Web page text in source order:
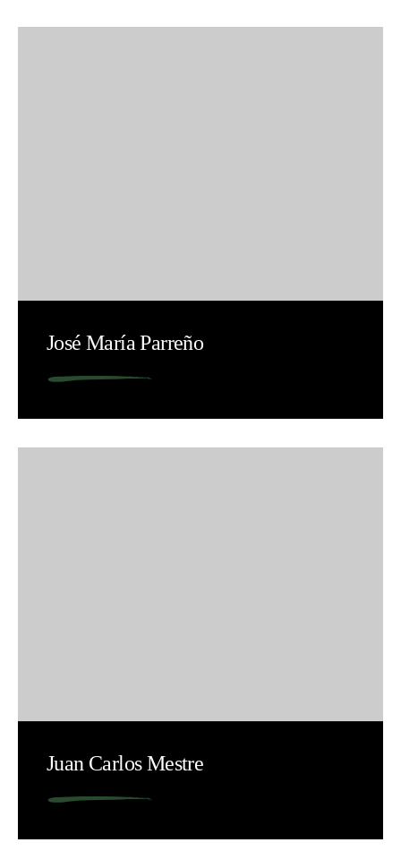
José María Parreño
Juan Carlos Mestre